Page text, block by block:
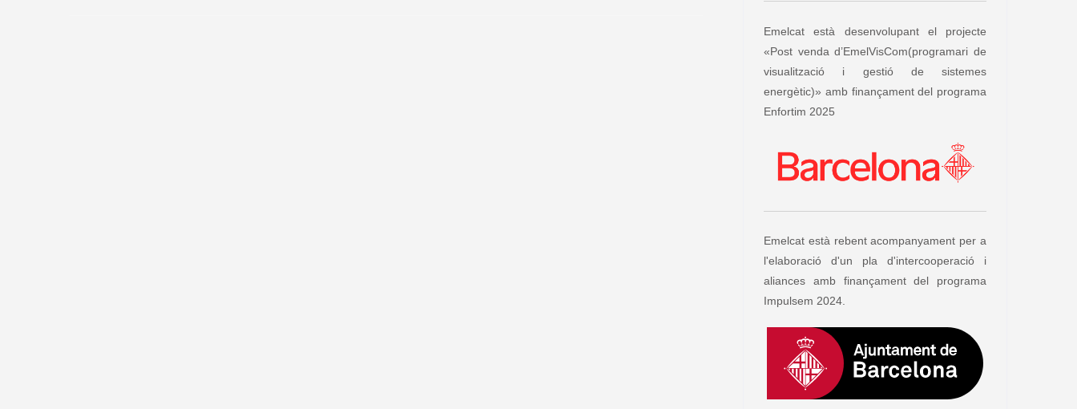
Emelcat està desenvolupant el projecte
«Post venda d’EmelVisCom(programari de
visualització i gestió de sistemes
energètic)» amb finançament del programa
Enfortim 2025
Emelcat està rebent acompanyament per a
l'elaboració d'un pla d'intercooperació i
aliances amb finançament del programa
Impulsem 2024.